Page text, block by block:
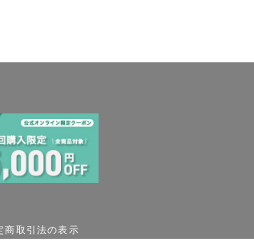
商取引法の表示